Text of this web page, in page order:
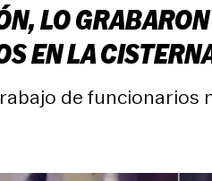
LO
EN LA
de funcionarios